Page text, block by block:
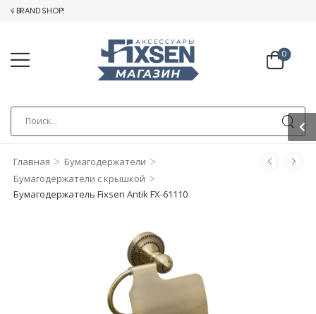
SHOP!
0
Главная > Бумагодержатели >
Бумагодержатели c крышкой >
Бумагодержатель Fixsen Antik FX-61110